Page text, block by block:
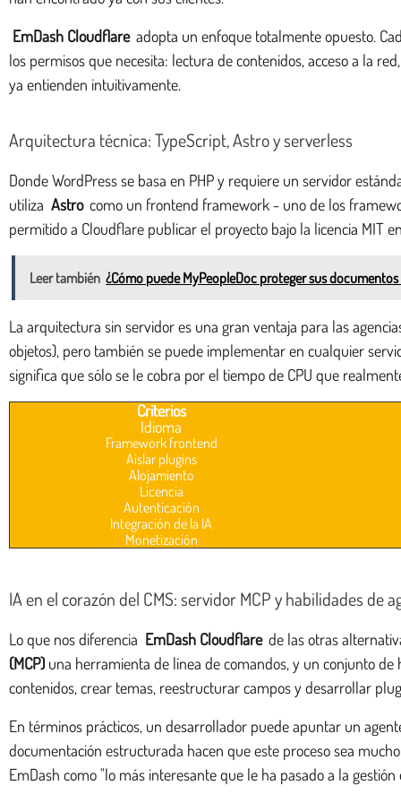
EmDash Cloudflare adopta un enfoque totalmente opuesto.
los permisos que necesita: lectura de contenidos, acceso a la
ya entienden intuitivamente.
Arquitectura técnica: TypeScript, Astro y serverless
Donde WordPress se basa en PHP y requiere un servidor
utiliza Astro como un frontend framework - uno de los
permitido a Cloudflare publicar el proyecto bajo la licencia MIT
Leer también ¿Cómo puede MyPeopleDoc proteger sus
La arquitectura sin servidor es una gran ventaja para las
objetos), pero también se puede implementar en cualquier
significa que sólo se le cobra por el tiempo de CPU que
Criterios
Idioma
Framework frontend
Aislar plugins
Alojamiento
Licencia
Autenticación
Integración de la IA
Monetización
IA en el corazón del CMS: servidor MCP y habilidades de
Lo que nos diferencia EmDash Cloudflare de las otras
(MCP) una herramienta de línea de comandos, y un conjunto
contenidos, crear temas, reestructurar campos y desarrollar
En términos prácticos, un desarrollador puede apuntar un
documentación estructurada hacen que este proceso sea
EmDash como "lo más interesante que le ha pasado a la gestión